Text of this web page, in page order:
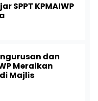
SPPT KPMAIWP
dan
Meraikan
Majlis